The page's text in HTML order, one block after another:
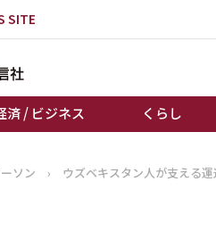
SITE
済 / ビジネス くらし
ップページ
ソン ›
ウズベキスタン人が支える